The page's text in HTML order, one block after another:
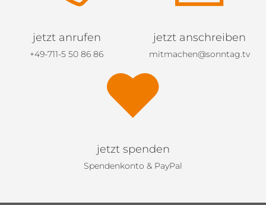
jetzt anrufen
+49-711-5 50 86 86
jetzt anschreiben
mitmachen@sonntag.tv
jetzt spenden
Spendenkonto & PayPal